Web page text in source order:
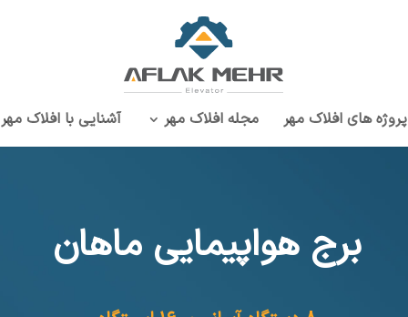
پروژه‌ های افلاک مهر مجله افلاک مهر آشنایی با افلاک مهر
برج هواپیمایی ماهان